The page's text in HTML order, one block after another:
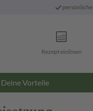
persönliche
Rezept einlösen
Deine Vorteile